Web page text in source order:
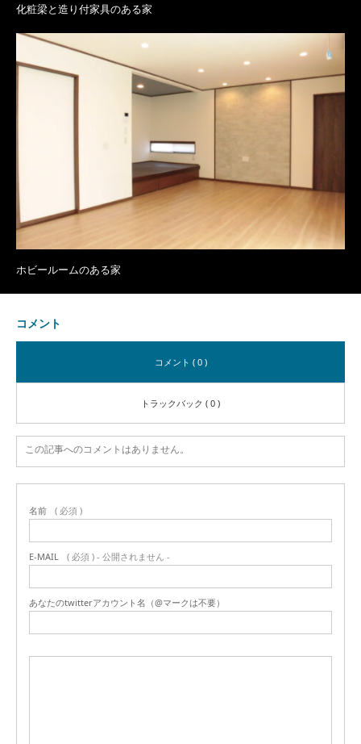
化粧梁と造り付家具のある家
ホビールームのある家
コメント
コメント ( 0 )
トラックバック ( 0 )
この記事へのコメントはありません。
名前 ( 必須 )
E-MAIL ( 必須 ) - 公開されません -
あなたのtwitterアカウント名（@マークは不要）